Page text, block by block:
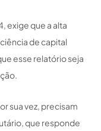
exige que a alta
de capital
esse relatório seja
sua vez, precisam
que responde